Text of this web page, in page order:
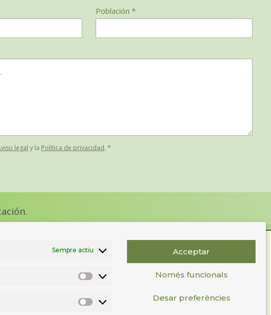
Sempre actiu Acceptar
Només funcionals
Desar preferències
Población *
legal y la Política de privacidad. *
C. Camí Ral. Parcel·la 26 B